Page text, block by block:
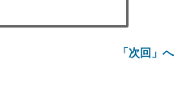
「次回」へ